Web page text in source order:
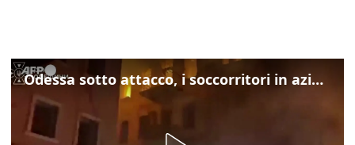
Odessa sotto attacco, i soccorritori in azione